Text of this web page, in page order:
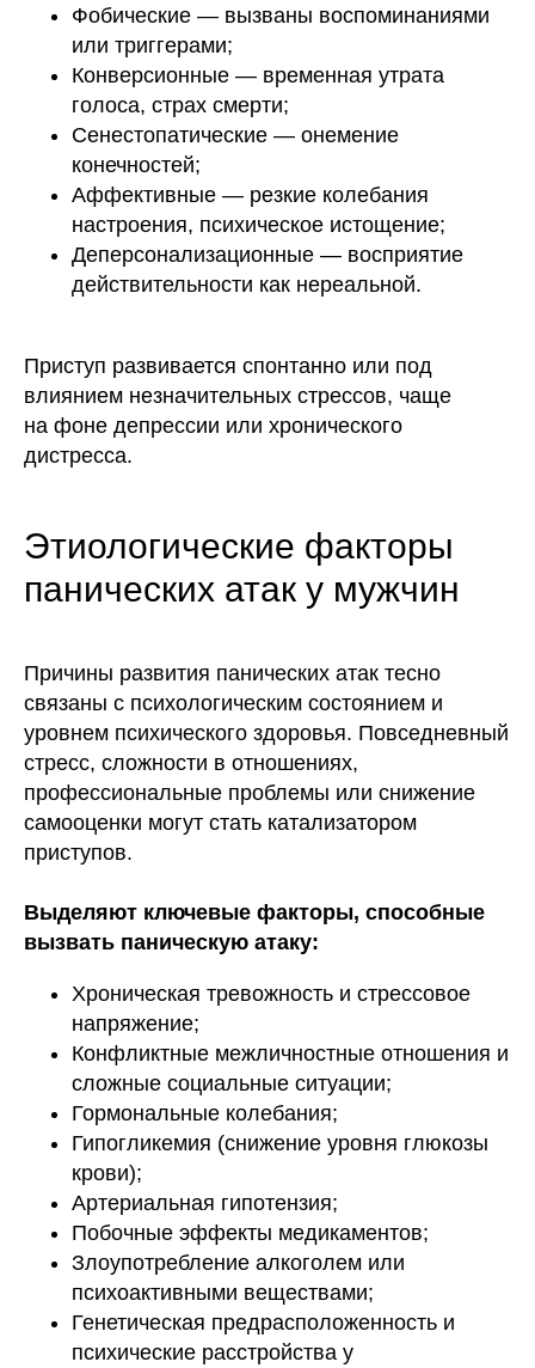
Фобические — вызваны воспоминаниями
или триггерами;
Конверсионные — временная утрата
голоса, страх смерти;
Сенестопатические — онемение
конечностей;
Аффективные — резкие колебания
настроения, психическое истощение;
Деперсонализационные — восприятие
действительности как нереальной.
Приступ развивается спонтанно или под
влиянием незначительных стрессов, чаще
на фоне депрессии или хронического
дистресса.
Этиологические факторы
панических атак у мужчин
Причины развития панических атак тесно
связаны с психологическим состоянием и
уровнем психического здоровья. Повседневный
стресс, сложности в отношениях,
профессиональные проблемы или снижение
самооценки могут стать катализатором
приступов.
Выделяют ключевые факторы, способные
вызвать паническую атаку:
Хроническая тревожность и стрессовое
напряжение;
Конфликтные межличностные отношения и
сложные социальные ситуации;
Гормональные колебания;
Гипогликемия (снижение уровня глюкозы
крови);
Артериальная гипотензия;
Побочные эффекты медикаментов;
Злоупотребление алкоголем или
психоактивными веществами;
Генетическая предрасположенность и
психические расстройства у